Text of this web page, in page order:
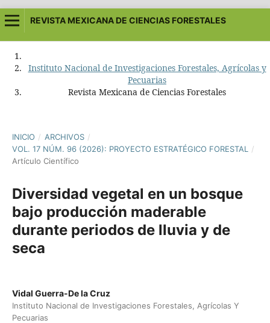
REVISTA MEXICANA DE CIENCIAS FORESTALES
Instituto Nacional de Investigaciones Forestales, Agrícolas y
Pecuarias
Revista Mexicana de Ciencias Forestales
INICIO / ARCHIVOS /
VOL. 17 NÚM. 96 (2026): PROYECTO ESTRATÉGICO FORESTAL
/
Artículo Científico
Diversidad vegetal en un bosque
bajo producción maderable
durante periodos de lluvia y de
seca
Vidal Guerra-De la Cruz
Instituto Nacional de Investigaciones Forestales, Agrícolas Y
Pecuarias